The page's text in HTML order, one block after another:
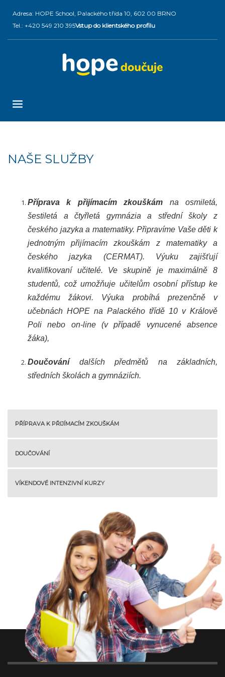
Adresa: HOPE School, Palackého třída 10, 602 00 BRNO
Tel.: +420 549 210 395Vstup do klientského profilu
NAŠE SLUŽBY
Příprava k přijímacím zkouškám na osmiletá,
šestiletá a čtyřletá gymnázia a střední školy z
českého jazyka a matematiky. Připravíme Vaše děti k
jednotným přijímacím zkouškám z matematiky a
českého jazyka (CERMAT). Výuku zajišťují
kvalifikovaní učitelé. Ve skupině je maximálně 8
studentů, což umožňuje učitelům osobní přístup ke
každému žákovi. Výuka probíhá prezenčně v
učebnách HOPE na Palackého třídě 10 v Králově
Poli nebo on-line (v případě vynucené absence
žáka),
Doučovánídalších předmětů na základních,
středních školách a gymnáziích.
PŘÍPRAVA K PŘIJÍMACÍM ZKOUŠKÁM
DOUČOVÁNÍ
VÍKENDOVÉ INTENZIVNÍ KURZY